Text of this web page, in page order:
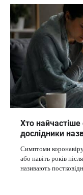
Хто
дослідники
Симптоми
або навіть років
називають